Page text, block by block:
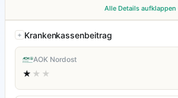
Alle Details aufklappen
Krankenkassenbeitrag
AOK Nordost
★ ★★